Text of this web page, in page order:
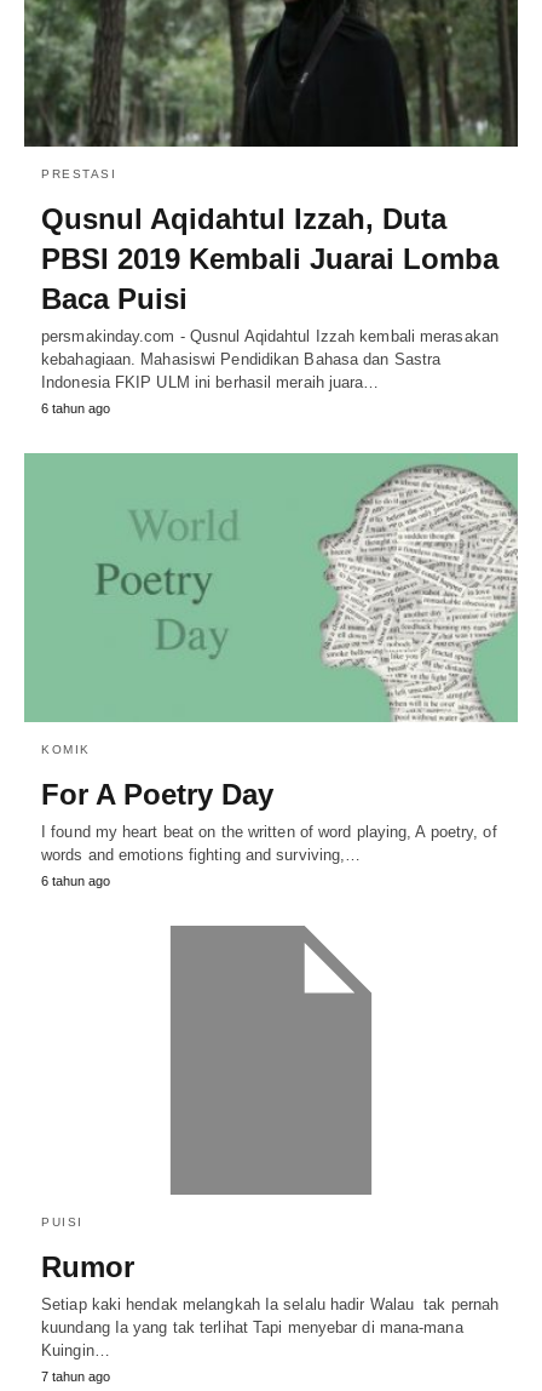
PRESTASI
Qusnul Aqidahtul Izzah, Duta
PBSI 2019 Kembali Juarai Lomba
Baca Puisi
persmakinday.com - Qusnul Aqidahtul Izzah kembali merasakan
kebahagiaan. Mahasiswi Pendidikan Bahasa dan Sastra
Indonesia FKIP ULM ini berhasil meraih juara…
6 tahun ago
KOMIK
For A Poetry Day
I found my heart beat on the written of word playing, A poetry, of
words and emotions fighting and surviving,…
6 tahun ago
PUISI
Rumor
Setiap kaki hendak melangkah Ia selalu hadir Walau tak pernah
kuundang Ia yang tak terlihat Tapi menyebar di mana-mana
Kuingin…
7 tahun ago